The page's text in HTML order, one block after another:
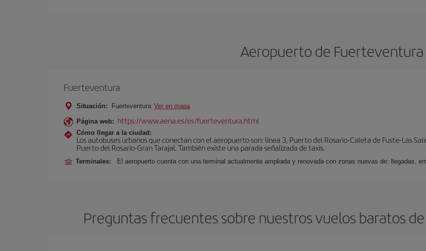
Aeropuerto de Fuerteventura
Fuerteventura
Situación: Fuerteventura Ver en mapa
Página web: https://www.aena.es/es/fuerteventura.html
Cómo llegar a la ciudad:
Los autobuses urbanos que conectan con el aeropuerto son: línea 3, Puerto del Rosario-Caleta de Fuste-Las
Puerto del Rosario-Gran Tarajal. También existe una parada señalizada de taxis.
Terminales: El aeropuerto cuenta con una terminal actualmente ampliada y renovada con zonas nuevas de: llegadas,
Preguntas frecuentes sobre nuestros vuelos baratos